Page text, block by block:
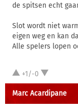
de spitsen echt
Slot wordt niet
eigen weg en kan
Alle spelers lopen
+1/-0
Marc Acardipane